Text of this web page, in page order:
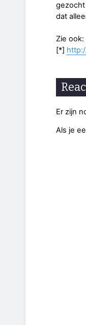
gezocht
dat
Zie ook:
[*]
Er zijn
Als je